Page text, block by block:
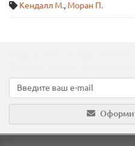
Кендалл М., Моран П.